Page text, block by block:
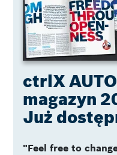
ctrlX
magazyn
Już
"Feel free to